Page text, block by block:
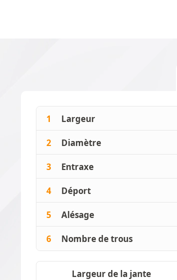
1 Largeur
2 Diamètre
3 Entraxe
4 Déport
5 Alésage
6 Nombre de trous
Largeur de la jante